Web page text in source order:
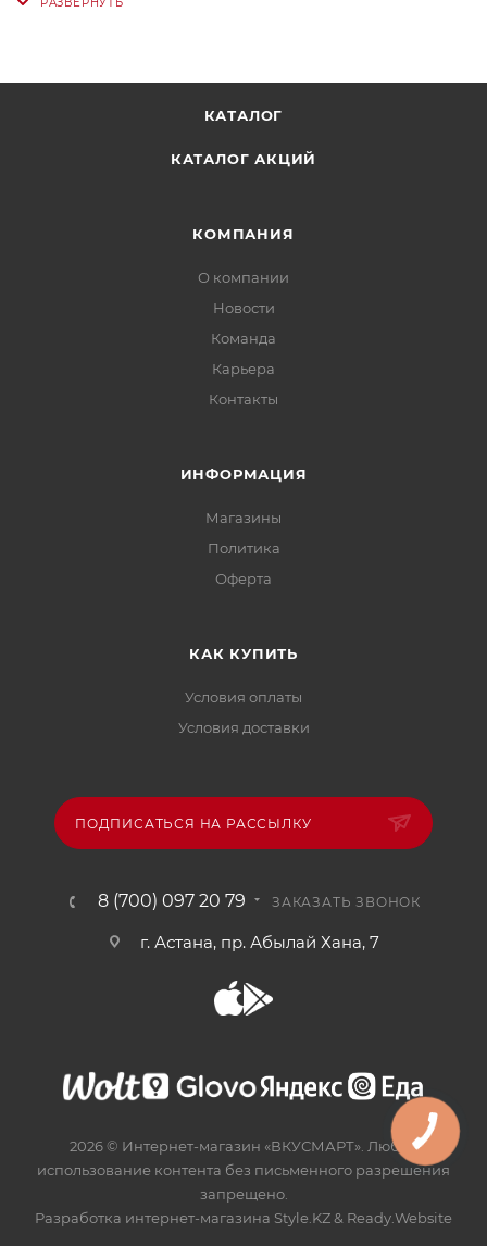
КАТАЛОГ
КАТАЛОГ АКЦИЙ
КОМПАНИЯ
О компании
Новости
Команда
Карьера
Контакты
ИНФОРМАЦИЯ
Магазины
Политика
Офертa
КАК КУПИТЬ
Условия оплаты
Условия доставки
ПОДПИСАТЬСЯ НА РАССЫЛКУ
8 (700) 097 20 79 ЗАКАЗАТЬ ЗВОНОК
г. Астана, пр. Абылай Хана, 7
2026 © Интернет-магазин «ВКУСМАРТ». Любое
использование контента без письменного разрешения
запрещено.
Разработка интернет-магазина Style.KZ& Ready.Website